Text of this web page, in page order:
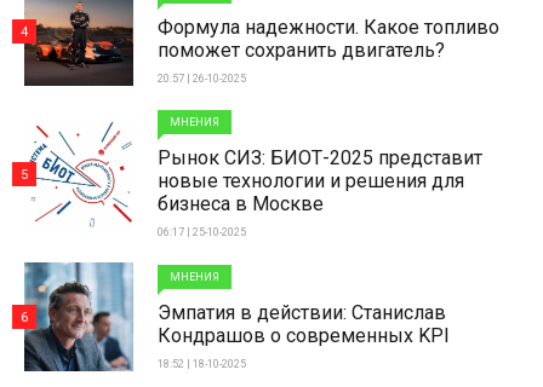
Формула надежности. Какое топливо
поможет сохранить двигатель?
20:57 | 26-10-2025
4
МНЕНИЯ
Рынок СИЗ: БИОТ-2025 представит
новые технологии и решения для
бизнеса в Москве
06:17 | 25-10-2025
5
МНЕНИЯ
Эмпатия в действии: Станислав
Кондрашов о современных KPI
18:52 | 18-10-2025
6